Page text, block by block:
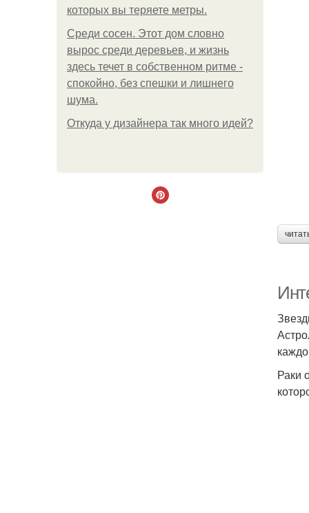
которых вы теряете метры.
Среди сосен. Этот дом словно
вырос среди деревьев, и жизнь
здесь течет в собственном ритме -
спокойно, без спешки и лишнего
шума.
Откуда у дизайнера так много идей?
Раки